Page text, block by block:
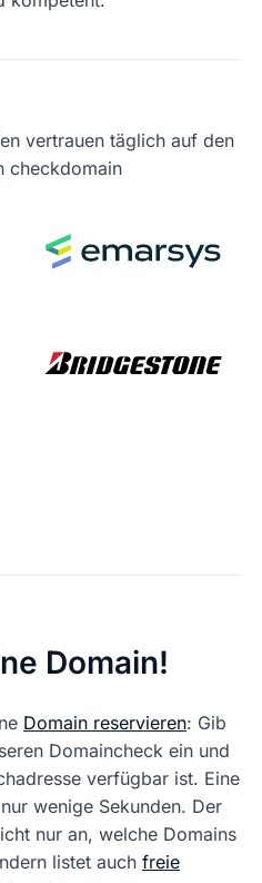
vertrauen täglich auf den
checkdomain
Domain!
Domain reservieren: Gib
Domaincheck ein und
verfügbar ist. Eine
wenige Sekunden. Der
nur an, welche Domains
listet auch freie